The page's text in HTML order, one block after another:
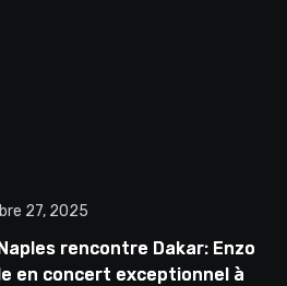
27, 2025
rencontre Dakar: Enzo
en concert exceptionnel à